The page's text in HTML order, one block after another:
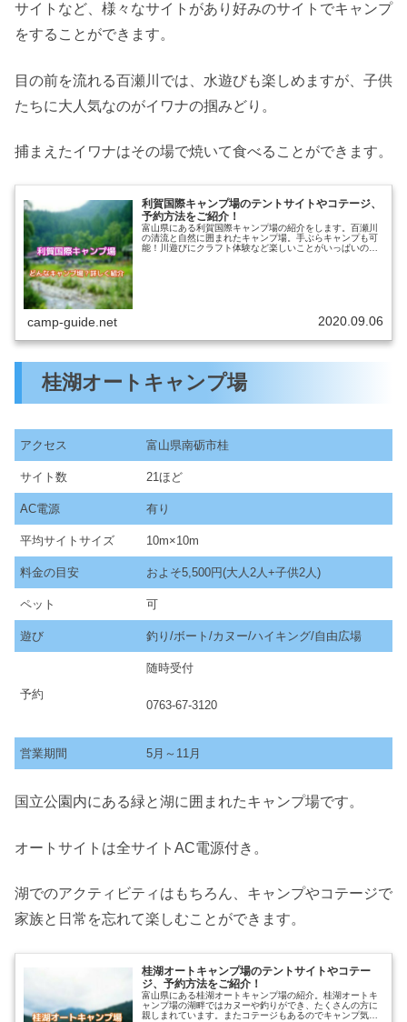
サイトなど、様々なサイトがあり好みのサイトでキャンプ
をすることができます。
目の前を流れる百瀬川では、水遊びも楽しめますが、子供
たちに大人気なのがイワナの掴みどり。
捕まえたイワナはその場で焼いて食べることができます。
利賀国際キャンプ場のテントサイトやコテージ、
予約方法をご紹介！
富山県にある利賀国際キャンプ場の紹介をします。百瀬川
の清流と自然に囲まれたキャンプ場。手ぶらキャンプも可
能！川遊びにクラフト体験など楽しいことがいっぱいの利
camp-guide.net 2020.09.06
桂湖オートキャンプ場
アクセス 富山県南砺市桂
サイト数 21ほど
AC電源 有り
平均サイトサイズ 10m×10m
料金の目安 およそ5,500円(大人2人+子供2人)
ペット 可
遊び 釣り/ボート/カヌー/ハイキング/自由広場
予約
随時受付
0763-67-3120
営業期間 5月～11月
国立公園内にある緑と湖に囲まれたキャンプ場です。
オートサイトは全サイトAC電源付き。
湖でのアクティビティはもちろん、キャンプやコテージで
家族と日常を忘れて楽しむことができます。
桂湖オートキャンプ場のテントサイトやコテー
ジ、予約方法をご紹介！
富山県にある桂湖オートキャンプ場の紹介。桂湖オートキ
ャンプ場の湖畔ではカヌーや釣りができ、たくさんの方に
親しまれています。またコテージもあるのでキャンプ気分